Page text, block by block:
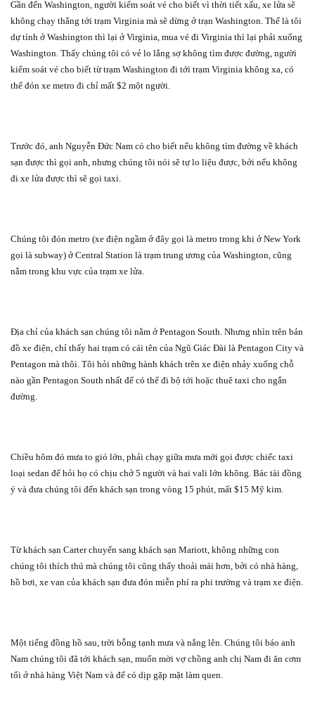
Gần đến Washington, người kiểm soát vé cho biết vì thời tiết xấu, xe lửa sẽ
không chạy thẳng tới trạm Virginia mà sẽ dừng ở trạn Washington. Thế là tôi
dự tính ở Washington thì lại ở Virginia, mua vé đi Virginia thì lại phải xuống
Washington. Thấy chúng tôi có vẻ lo lắng sợ không tìm được đường, người
kiểm soát vé cho biết từ trạm Washington đi tới trạm Virginia không xa, có
thể đón xe metro đi chỉ mất $2 một người.
Trước đó, anh Nguyễn Đức Nam có cho biết nếu không tìm đường về khách
sạn được thì gọi anh, nhưng chúng tôi nói sẽ tự lo liệu được, bởi nếu không
đi xe lửa được thì sẽ gọi taxi.
Chúng tôi đón metro (xe điện ngầm ở đây gọi là metro trong khi ở New York
gọi là subway) ở Central Station là trạm trung ương của Washington, cũng
nằm trong khu vực của trạm xe lửa.
Địa chỉ của khách sạn chúng tôi nằm ở Pentagon South. Nhưng nhìn trên bản
đồ xe điện, chỉ thấy hai trạm có cái tên của Ngũ Giác Đài là Pentagon City và
Pentagon mà thôi. Tôi hỏi những hành khách trên xe điện nhảy xuống chỗ
nào gần Pentagon South nhất để có thể đi bộ tới hoặc thuê taxi cho ngắn
đường.
Chiều hôm đó mưa to gió lớn, phải chạy giữa mưa mới gọi được chiếc taxi
loại sedan để hỏi họ có chịu chở 5 người và hai vali lớn không. Bác tài đồng
ý và đưa chúng tôi đến khách sạn trong vòng 15 phút, mất $15 Mỹ kim.
Từ khách sạn Carter chuyển sang khách sạn Mariott, không những con
chúng tôi thích thú mà chúng tôi cũng thấy thoải mái hơn, bởi có nhà hàng,
hồ bơi, xe van của khách sạn đưa đón miễn phí ra phi trường và trạm xe điện.
Một tiếng đồng hồ sau, trời bỗng tạnh mưa và nắng lên. Chúng tôi báo anh
Nam chúng tôi đã tới khách sạn, muốn mời vợ chồng anh chị Nam đi ăn cơm
tối ở nhà hàng Việt Nam và để có dịp gặp mặt làm quen.